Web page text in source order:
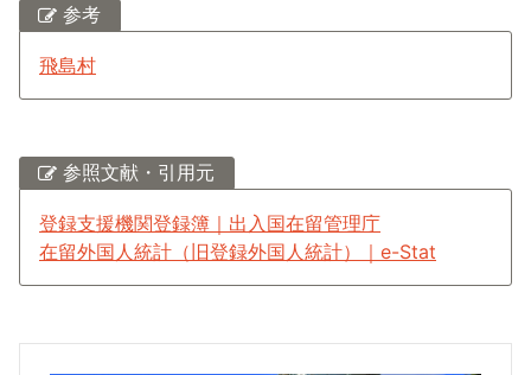
参考
飛島村
参照文献・引用元
登録支援機関登録簿｜出入国在留管理庁
在留外国人統計（旧登録外国人統計）｜e-Stat